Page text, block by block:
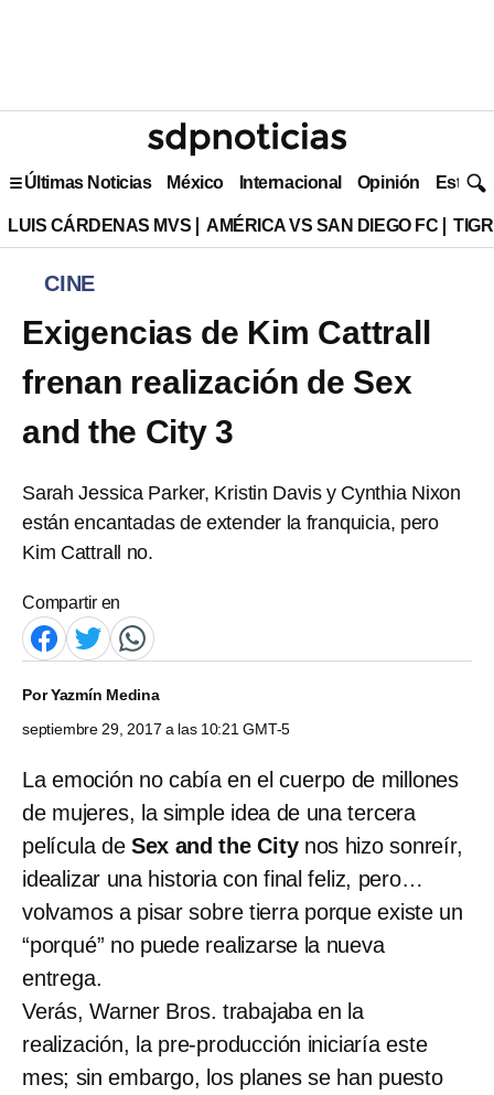
Últimas Noticias México Internacional Opinión Estilo
LUIS CÁRDENAS MVS AMÉRICA VS SAN DIEGO FC
CINE
Exigencias de Kim Cattrall
frenan realización de Sex
and the City 3
Sarah Jessica Parker, Kristin Davis y Cynthia Nixon
están encantadas de extender la franquicia, pero
Kim Cattrall no.
Compartir en
PorYazmín Medina
septiembre 29, 2017 a las 10:21 GMT-5
La emoción no cabía en el cuerpo de millones
de mujeres, la simple idea de una tercera
película de Sex and the Citynos hizo sonreír,
idealizar una historia con final feliz, pero…
volvamos a pisar sobre tierra porque existe un
“porqué” no puede realizarse la nueva
entrega.
Verás, Warner Bros. trabajaba en la
realización, la pre-producción iniciaría este
mes; sin embargo, los planes se han puesto